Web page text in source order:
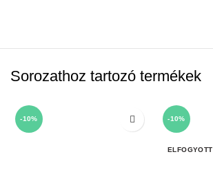
Sorozathoz tartozó termékek
-10% -10%
ELFOGYOTT